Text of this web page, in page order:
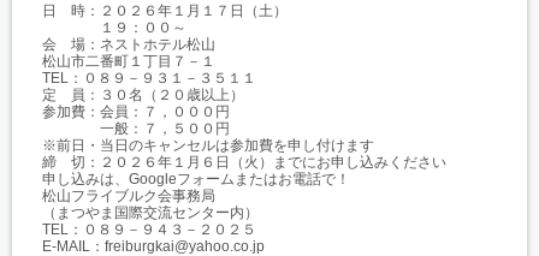
日 時：２０２６年１月１７日（土）
１９：００～
会 場：ネストホテル松山
松山市二番町１丁目７－１
TEL：０８９－９３１－３５１１
定 員：３０名（２０歳以上）
参加費：会員：７，０００円
一般：７，５００円
※前日・当日のキャンセルは参加費を申し付けます
締 切：２０２６年１月６日（火）までにお申し込みください
申し込みは、Googleフォームまたはお電話で！
松山フライブルク会事務局
（まつやま国際交流センター内）
TEL：０８９－９４３－２０２５
E-MAIL：freiburgkai@yahoo.co.jp